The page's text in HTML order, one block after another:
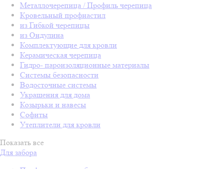
Металлочерепица / Профиль черепица
Кровельный профнастил
из Гибкой черепицы
из Ондулина
Комплектующие для кровли
Керамическая черепица
Гидро- пароизоляционные материалы
Системы безопасности
Водосточные системы
Украшения для дома
Козырьки и навесы
Софиты
Утеплители для кровли
Показать все
Для забора